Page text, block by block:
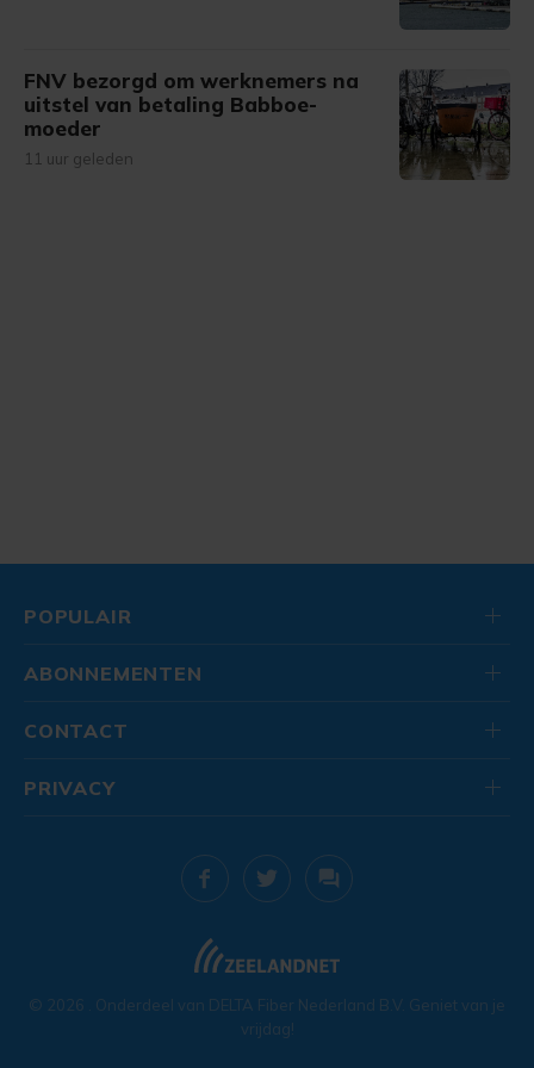
FNV bezorgd om werknemers na
uitstel van betaling Babboe-
moeder
11 uur geleden
POPULAIR
ABONNEMENTEN
CONTACT
© 2026 . Onderdeel van DELTA Fiber Nederland B.V. Geniet van je
vrijdag!
PRIVACY